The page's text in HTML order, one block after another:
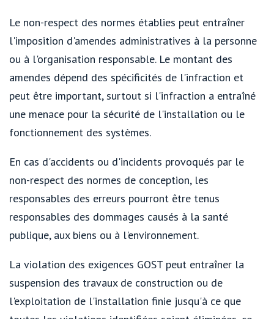
Le non-respect des normes établies peut entraîner
l'imposition d'amendes administratives à la personne
ou à l'organisation responsable. Le montant des
amendes dépend des spécificités de l'infraction et
peut être important, surtout si l'infraction a entraîné
une menace pour la sécurité de l'installation ou le
fonctionnement des systèmes.
En cas d'accidents ou d'incidents provoqués par le
non-respect des normes de conception, les
responsables des erreurs pourront être tenus
responsables des dommages causés à la santé
publique, aux biens ou à l'environnement.
La violation des exigences GOST peut entraîner la
suspension des travaux de construction ou de
l'exploitation de l'installation finie jusqu'à ce que